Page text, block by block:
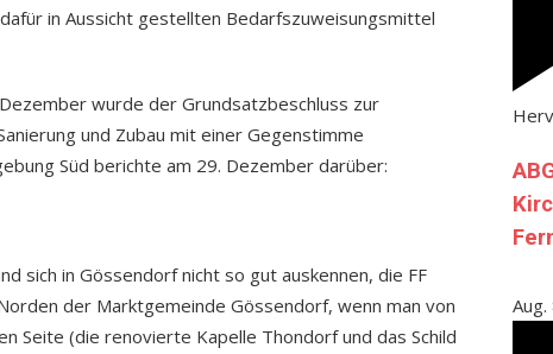
in Aussicht gestellten Bedarfszuweisungsmittel
wurde der Grundsatzbeschluss zur
und Zubau mit einer Gegenstimme
Süd berichte am 29. Dezember darüber:
sich in Gössendorf nicht so gut auskennen, die FF
der Marktgemeinde Gössendorf, wenn man von
Seite (die renovierte Kapelle Thondorf und das Schild
Aug.